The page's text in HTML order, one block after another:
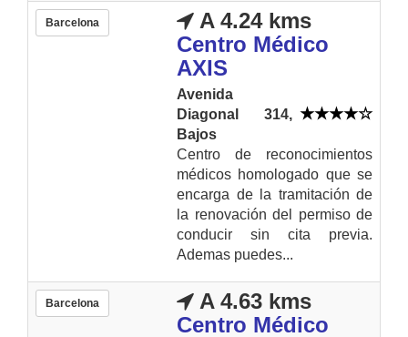
Barcelona
A 4.24 kms
Centro Médico
AXIS
Avenida
Diagonal 314,
Bajos
Centro de reconocimientos
médicos homologado que se
encarga de la tramitación de
la renovación del permiso de
conducir sin cita previa.
Ademas puedes...
Barcelona
A 4.63 kms
Centro Médico